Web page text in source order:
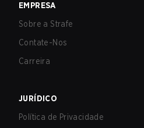
EMPRESA
Sobre a Strafe
Contate-Nos
Carreira
JURÍDICO
Política de Privacidade